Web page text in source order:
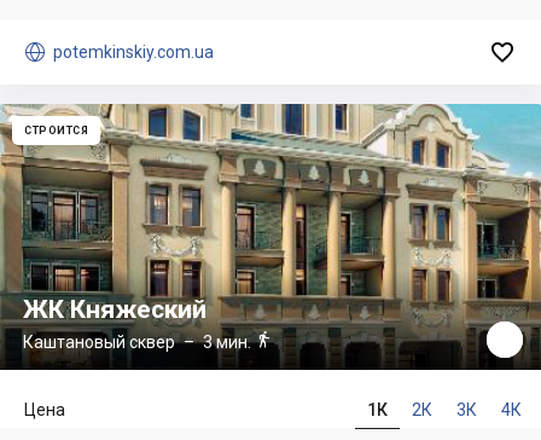
 potemkinskiy.com.ua 
СТРОИТСЯ
ЖК Княжеский
Каштановый сквер– 3 мин.
1К 2К 3К 4К
Цена